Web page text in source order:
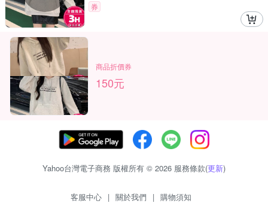
券
商品折價券
150元
Yahoo台灣電子商務 版權所有 © 2026 服務條款(更新)
客服中心 | 關於我們 | 購物須知